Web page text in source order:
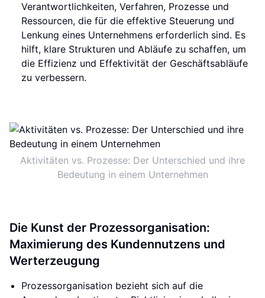
Verantwortlichkeiten, Verfahren, Prozesse und
Ressourcen, die für die effektive Steuerung und
Lenkung eines Unternehmens erforderlich sind. Es
hilft, klare Strukturen und Abläufe zu schaffen, um
die Effizienz und Effektivität der Geschäftsabläufe
zu verbessern.
Aktivitäten vs. Prozesse: Der Unterschied und ihre
Bedeutung in einem Unternehmen
Die Kunst der Prozessorganisation:
Maximierung des Kundennutzens und
Werterzeugung
Prozessorganisation bezieht sich auf die